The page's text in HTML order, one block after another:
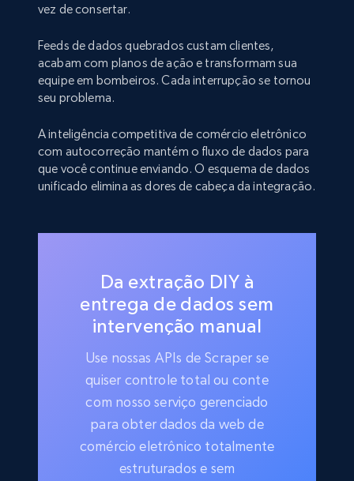
vez de consertar.
Feeds de dados quebrados custam clientes,
acabam com planos de ação e transformam sua
equipe em bombeiros. Cada interrupção se tornou
seu problema.
A inteligência competitiva de comércio eletrônico
com autocorreção mantém o fluxo de dados para
que você continue enviando. O esquema de dados
unificado elimina as dores de cabeça da integração.
Da extração DIY à
entrega de dados sem
intervenção manual
Use nossas APIs de Scraper se
quiser controle total ou conte
com nosso serviço gerenciado
para obter dados da web de
comércio eletrônico totalmente
estruturados e sem